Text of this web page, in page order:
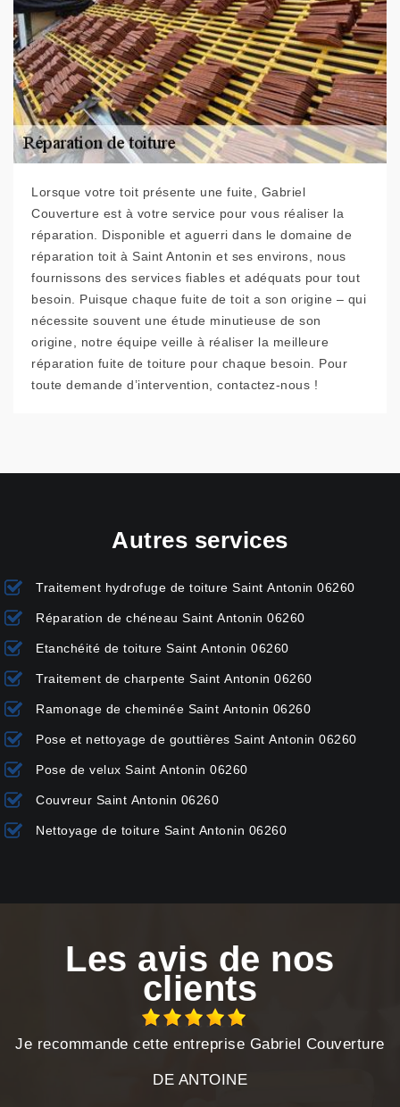
Lorsque votre toit présente une fuite, Gabriel
Couverture est à votre service pour vous réaliser la
réparation. Disponible et aguerri dans le domaine de
réparation toit à Saint Antonin et ses environs, nous
fournissons des services fiables et adéquats pour tout
besoin. Puisque chaque fuite de toit a son origine – qui
nécessite souvent une étude minutieuse de son
origine, notre équipe veille à réaliser la meilleure
réparation fuite de toiture pour chaque besoin. Pour
toute demande d’intervention, contactez-nous !
Autres services
Traitement hydrofuge de toiture Saint Antonin 06260
Réparation de chéneau Saint Antonin 06260
Etanchéité de toiture Saint Antonin 06260
Traitement de charpente Saint Antonin 06260
Ramonage de cheminée Saint Antonin 06260
Pose et nettoyage de gouttières Saint Antonin 06260
Pose de velux Saint Antonin 06260
Couvreur Saint Antonin 06260
Nettoyage de toiture Saint Antonin 06260
Les avis de nos
clients
Je recommande cette entreprise Gabriel Couverture
DE ANTOINE